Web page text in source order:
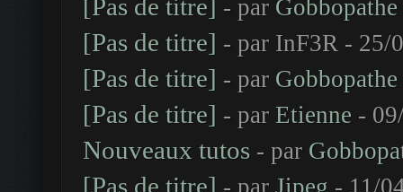
[Pas de titre] - par Gobbopathe
[Pas de titre] - par InF3R - 25/
[Pas de titre] - par Gobbopathe
[Pas de titre] - par Etienne -
Nouveaux tutos - par
[Pas de titre] - par Jipeg - 11/